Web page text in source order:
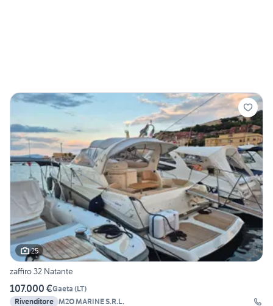
25
zaffiro 32 Natante
107.000 €Gaeta (LT)
Rivenditore M2O MARINE S.R.L.